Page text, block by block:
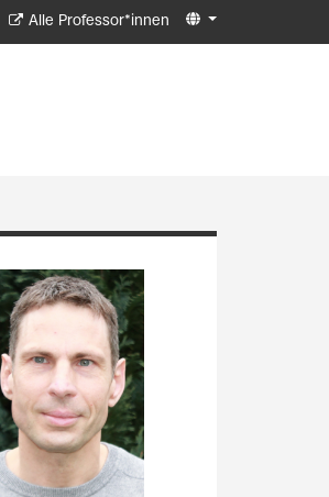
Alle Professor*innen